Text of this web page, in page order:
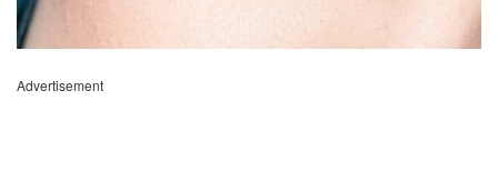
Advertisement